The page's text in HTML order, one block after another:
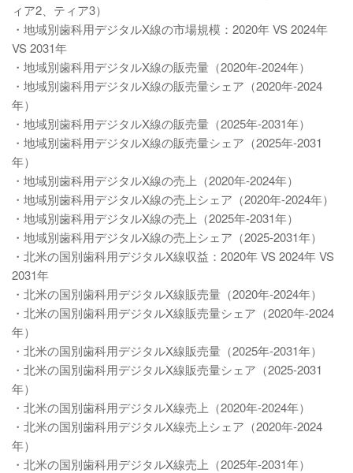
ィア2、ティア3）
・地域別歯科用デジタルX線の市場規模：2020年 VS 2024年
VS 2031年
・地域別歯科用デジタルX線の販売量（2020年-2024年）
・地域別歯科用デジタルX線の販売量シェア（2020年-2024
年）
・地域別歯科用デジタルX線の販売量（2025年-2031年）
・地域別歯科用デジタルX線の販売量シェア（2025年-2031
年）
・地域別歯科用デジタルX線の売上（2020年-2024年）
・地域別歯科用デジタルX線の売上シェア（2020年-2024年）
・地域別歯科用デジタルX線の売上（2025年-2031年）
・地域別歯科用デジタルX線の売上シェア（2025-2031年）
・北米の国別歯科用デジタルX線収益：2020年 VS 2024年 VS
2031年
・北米の国別歯科用デジタルX線販売量（2020年-2024年）
・北米の国別歯科用デジタルX線販売量シェア（2020年-2024
年）
・北米の国別歯科用デジタルX線販売量（2025年-2031年）
・北米の国別歯科用デジタルX線販売量シェア（2025-2031
年）
・北米の国別歯科用デジタルX線売上（2020年-2024年）
・北米の国別歯科用デジタルX線売上シェア（2020年-2024
年）
・北米の国別歯科用デジタルX線売上（2025年-2031年）